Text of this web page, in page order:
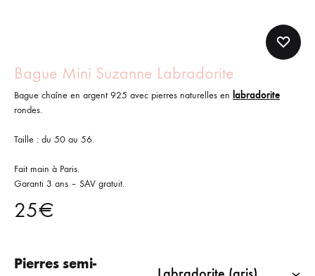
Bague Mini Suzanne Labradorite
Bague chaîne en argent 925 avec pierres naturelles en labradorite
rondes.
Taille : du 50 au 56.
Fait main à Paris.
Garanti 3 ans – SAV gratuit.
25€
Pierres semi-